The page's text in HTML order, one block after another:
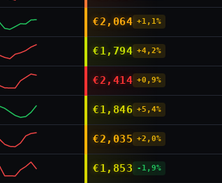
€2,064 +1,1%
€1,794 +4,2%
€2,414 +0,9%
€1,846 +5,4%
€2,035 +2,0%
€1,853 -1,9%